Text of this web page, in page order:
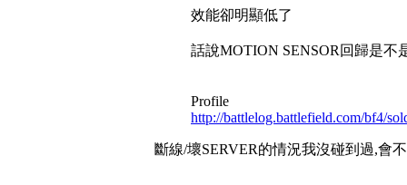
效能卻明顯低了
話說MOTION SENSOR回歸是不
Profile
http://battlelog.battlefield.com/bf4/
斷線/壞SERVER的情況我沒碰到過,會